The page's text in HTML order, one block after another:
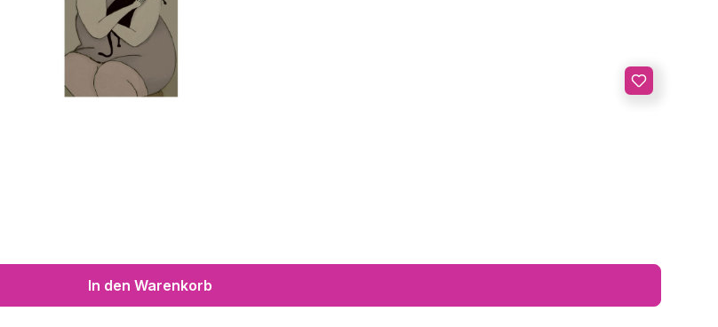
In den Warenkorb